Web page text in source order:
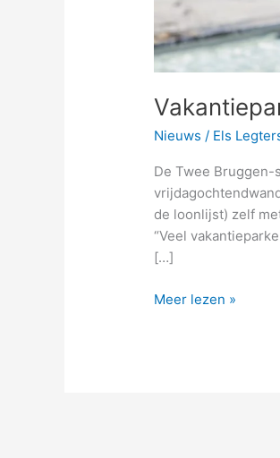
Nieuws / Els
De Twee
de loonlijst) zelf
“Veel
[…]
Meer lezen »